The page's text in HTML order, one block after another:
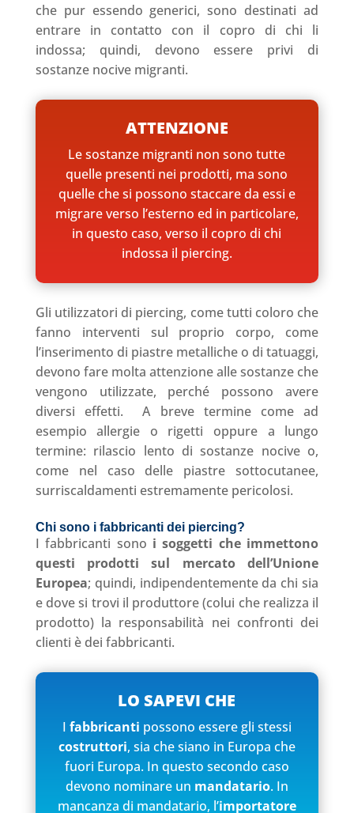
che pur essendo generici, sono destinati ad
entrare in contatto con il copro di chi li
indossa; quindi, devono essere privi di
sostanze nocive migranti.
ATTENZIONE
Le sostanze migranti non sono tutte
quelle presenti nei prodotti, ma sono
quelle che si possono staccare da essi e
migrare verso l’esterno ed in particolare,
in questo caso, verso il copro di chi
indossa il piercing.
Gli utilizzatori di piercing, come tutti coloro che
fanno interventi sul proprio corpo, come
l’inserimento di piastre metalliche o di tatuaggi,
devono fare molta attenzione alle sostanze che
vengono utilizzate, perché possono avere
diversi effetti. A breve termine come ad
esempio allergie o rigetti oppure a lungo
termine: rilascio lento di sostanze nocive o,
come nel caso delle piastre sottocutanee,
surriscaldamenti estremamente pericolosi.
Chi sono i fabbricanti dei piercing?
I fabbricanti sono i soggetti che immettono
questi prodotti sul mercato dell’Unione
Europea; quindi, indipendentemente da chi sia
e dove si trovi il produttore (colui che realizza il
prodotto) la responsabilità nei confronti dei
clienti è dei fabbricanti.
LO SAPEVI CHE
I fabbricanti possono essere gli stessi
costruttori, sia che siano in Europa che
fuori Europa. In questo secondo caso
devono nominare un mandatario. In
mancanza di mandatario, l’importatore